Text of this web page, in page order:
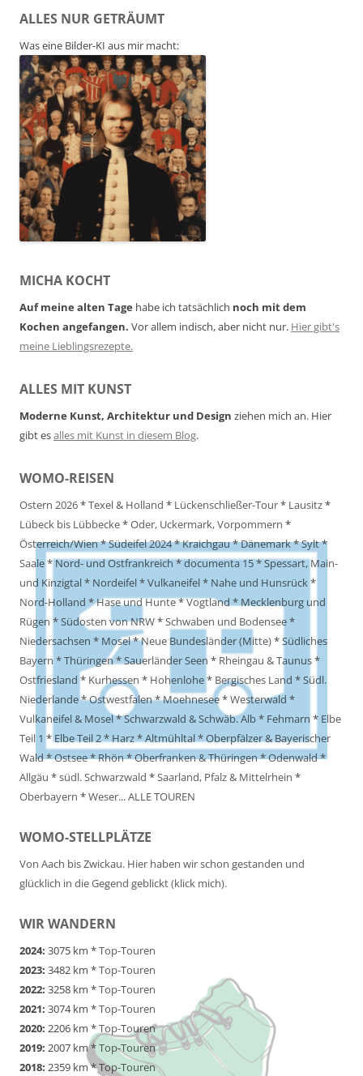
ALLES NUR GETRÄUMT
Was eine Bilder-KI aus mir macht:
MICHA KOCHT
Auf meine alten Tage habe ich tatsächlich noch mit dem
Kochen angefangen. Vor allem indisch, aber nicht nur. Hier gibt's
meine Lieblingsrezepte.
ALLES MIT KUNST
Moderne Kunst, Architektur und Design ziehen mich an. Hier
gibt esalles mit Kunst in diesem Blog.
WOMO-REISEN
Ostern 2026*Texel & Holland * Lückenschließer-Tour* Lausitz*
Lübeck bis Lübbecke*Oder, Uckermark, Vorpommern *
Österreich/Wien*Südeifel 2024*Kraichgau*Dänemark*Sylt*
Saale*Nord- und Ostfrankreich*documenta 15*Spessart, Main-
und Kinzigtal* Nordeifel*Vulkaneifel* Nahe und Hunsrück*
Nord-Holland *Hase und Hunte*Vogtland*Mecklenburg und
Rügen *Südosten von NRW*Schwaben und Bodensee*
Niedersachsen * Mosel*Neue Bundesländer (Mitte)*Südliches
Bayern *Thüringen*Sauerländer Seen * Rheingau & Taunus*
Ostfriesland * Kurhessen * Hohenlohe* Bergisches Land *Südl.
Niederlande*Ostwestfalen*Moehnesee*Westerwald *
Vulkaneifel & Mosel*Schwarzwald & Schwäb. Alb* Fehmarn * Elbe
Teil 1 *Elbe Teil 2*Harz*Altmühltal*Oberpfälzer & Bayerischer
Wald*Ostsee*Rhön*Oberfranken & Thüringen*Odenwald*
Allgäu *südl. Schwarzwald *Saarland, Pfalz & Mittelrhein *
Oberbayern *Weser...ALLE TOUREN
WOMO-STELLPLÄTZE
Von Aach bis Zwickau. Hier haben wir schon gestanden und
glücklich in die Gegend geblickt (klick mich).
WIR WANDERN
2024: 3075 km *Top-Touren
2023: 3482 km *Top-Touren
2022: 3258 km *Top-Touren
2021: 3074 km *Top-Touren
2020: 2206 km *Top-Touren
2019: 2007 km *Top-Touren
2018: 2359 km *Top-Touren